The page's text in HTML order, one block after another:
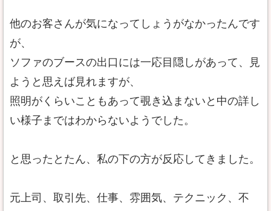
他のお客さんが気になってしょうがなかったんです
が、
ソファのブースの出口には一応目隠しがあって、見
ようと思えば見れますが、
照明がくらいこともあって覗き込まないと中の詳し
い様子まではわからないようでした。
と思ったとたん、私の下の方が反応してきました。
元上司、取引先、仕事、雰囲気、テクニック、不